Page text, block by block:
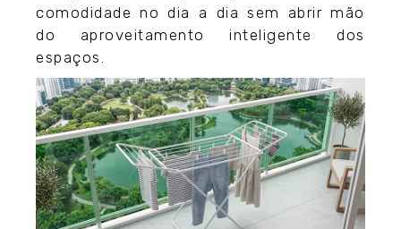
comodidade no dia a dia sem abrir mão
do aproveitamento inteligente dos
espaços.